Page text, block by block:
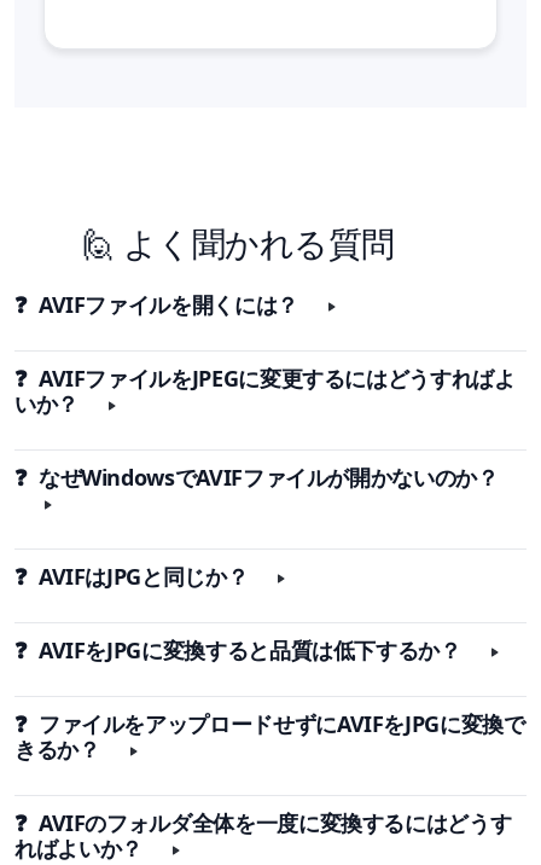
🙋 よく聞かれる質問
❓ AVIFファイルを開くには？
❓ AVIFファイルをJPEGに変更するにはどうすればよ
いか？
❓ なぜWindowsでAVIFファイルが開かないのか？
❓ AVIFはJPGと同じか？
❓ AVIFをJPGに変換すると品質は低下するか？
❓ ファイルをアップロードせずにAVIFをJPGに変換で
きるか？
❓ AVIFのフォルダ全体を一度に変換するにはどうす
ればよいか？